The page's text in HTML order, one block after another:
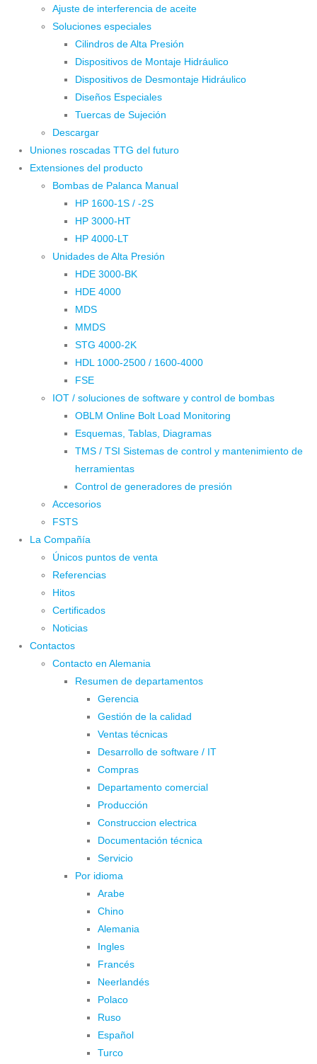
Ajuste de interferencia de aceite
Soluciones especiales
Cilindros de Alta Presión
Dispositivos de Montaje Hidráulico
Dispositivos de Desmontaje Hidráulico
Diseños Especiales
Tuercas de Sujeción
Descargar
Uniones roscadas TTG del futuro
Extensiones del producto
Bombas de Palanca Manual
HP 1600-1S / -2S
HP 3000-HT
HP 4000-LT
Unidades de Alta Presión
HDE 3000-BK
HDE 4000
MDS
MMDS
STG 4000-2K
HDL 1000-2500 / 1600-4000
FSE
IOT / soluciones de software y control de bombas
OBLM Online Bolt Load Monitoring
Esquemas, Tablas, Diagramas
TMS / TSI Sistemas de control y mantenimiento de
herramientas
Control de generadores de presión
Accesorios
FSTS
La Compañía
Únicos puntos de venta
Referencias
Hitos
Certificados
Noticias
Contactos
Contacto en Alemania
Resumen de departamentos
Gerencia
Gestión de la calidad
Ventas técnicas
Desarrollo de software / IT
Compras
Departamento comercial
Producción
Construccion electrica
Documentación técnica
Servicio
Por idioma
Arabe
Chino
Alemania
Ingles
Francés
Neerlandés
Polaco
Ruso
Español
Turco